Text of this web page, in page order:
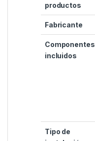
productos
Fabricante
Componentes
incluidos
Tipo de